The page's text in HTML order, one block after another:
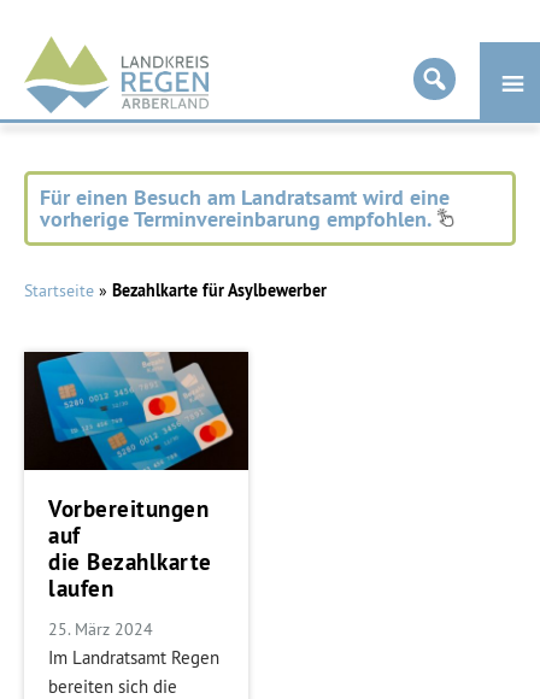
Landkreis
Regen
Für einen Besuch am Landratsamt wird eine
vorherige Terminvereinbarung empfohlen.
Startseite » Bezahlkarte für Asylbewerber
Vorbereitungen
auf
die Bezahlkarte
laufen
25. März 2024
Im Landratsamt Regen
bereiten sich die